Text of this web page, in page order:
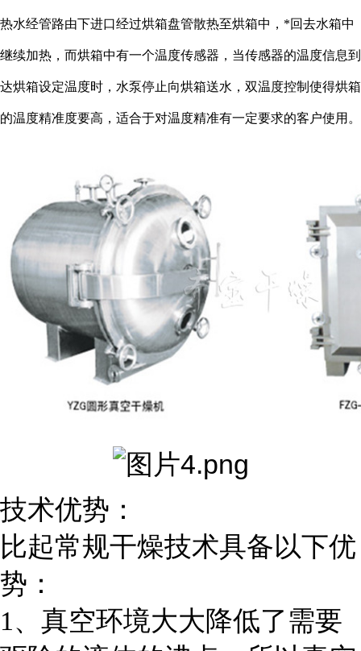
热水经管路由下进口经过烘箱盘管散热至烘箱中，*回去水箱中
继续加热，而烘箱中有一个温度传感器，当传感器的温度信息到
达烘箱设定温度时，水泵停止向烘箱送水，双温度控制使得烘箱
的温度精准度要高，适合于对温度精准有一定要求的客户使用。
技术优势：
比起常规干燥技术具备以下优
势：
1、真空环境大大降低了需要